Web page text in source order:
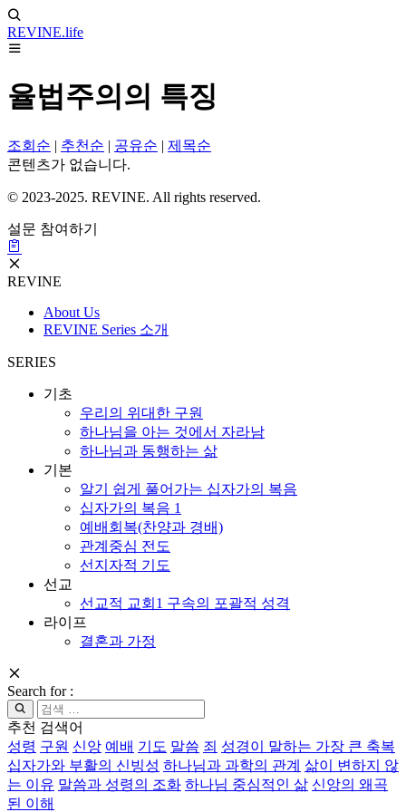
REVINE.life
율법주의의 특징
조회순 | 추천순 | 공유순 | 제목순
콘텐츠가 없습니다.
© 2023-2025. REVINE. All rights reserved.
설문 참여하기
REVINE
About Us
REVINE Series 소개
SERIES
기초
우리의 위대한 구원
하나님을 아는 것에서 자라남
하나님과 동행하는 삶
기본
알기 쉽게 풀어가는 십자가의 복음
십자가의 복음 1
예배회복(찬양과 경배)
관계중심 전도
선지자적 기도
선교
선교적 교회1 구속의 포괄적 성격
라이프
결혼과 가정
Search for :
추천 검색어
성령 구원 신앙 예배 기도 말씀 죄 성경이 말하는 가장 큰 축복
십자가와 부활의 신빙성 하나님과 과학의 관계 삶이 변하지 않
는 이유 말씀과 성령의 조화 하나님 중심적인 삶 신앙의 왜곡
된 이해